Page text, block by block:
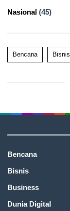
Nasional (45)
Bencana Bisnis
Bencana
Bisnis
Business
Dunia Digital